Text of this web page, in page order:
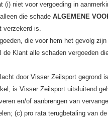
niet voor vergoeding in
die schade ALGEMENE
verzekerd is.
die voor hem het gevolg
Klant alle schaden vergoeden
door Visser Zeilsport gegrond
is Visser Zeilsport uitsluitend
en/of aanbrengen van
(c) pro rata terugbetaling van